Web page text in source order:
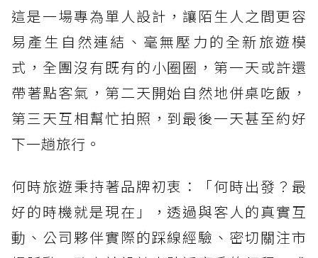
這是一場專為單人設計，讓陌生人之間更容
易產生自然連結、毫無壓力的全新旅遊模
式，全團沒有既有的小圈圈，第一天或許還
帶著點客氣，第二天開始自然地併桌吃飯，
第三天互相幫忙拍照，到最後一天甚至約好
下一趟旅行。
何時旅遊秉持著品牌初衷：「何時出發？最
好的時機就是現在」，透過與客人的真實互
動、公司夥伴實際的踩線經驗、密切關注市